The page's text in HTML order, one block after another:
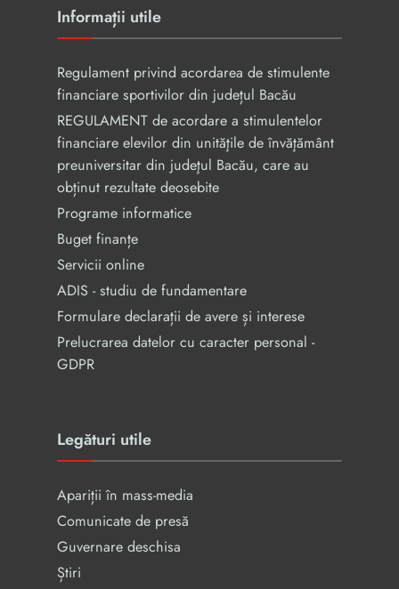
Informații utile
Regulament privind acordarea de stimulente
financiare sportivilor din județul Bacău
REGULAMENT de acordare a stimulentelor
financiare elevilor din unităţile de învăţământ
preuniversitar din judeţul Bacău, care au
obținut rezultate deosebite
Programe informatice
Buget finanțe
Servicii online
ADIS - studiu de fundamentare
Formulare declarații de avere și interese
Prelucrarea datelor cu caracter personal -
GDPR
Legături utile
Apariții în mass-media
Comunicate de presă
Guvernare deschisa
Știri